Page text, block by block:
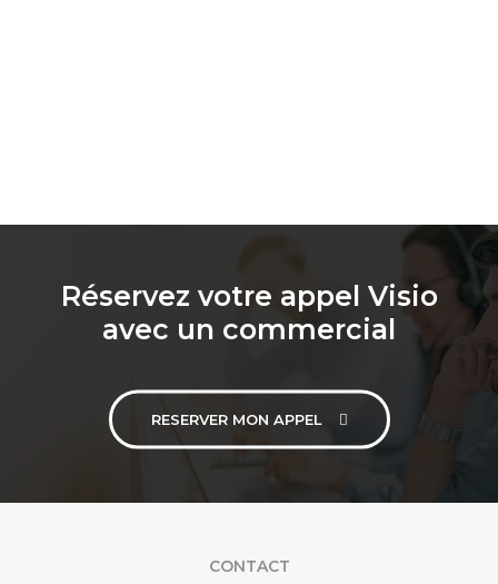
Réservez votre appel Visio
avec un commercial
RESERVER MON APPEL
CONTACT